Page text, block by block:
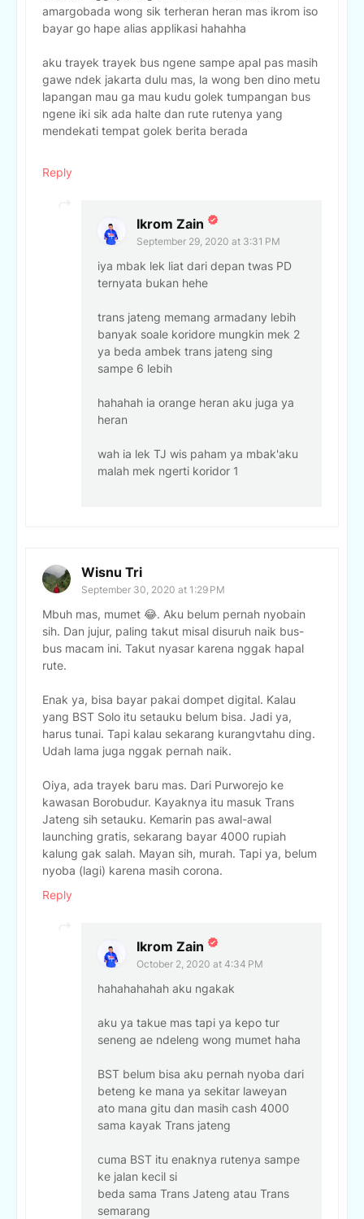
amargobada wong sik terheran heran mas ikrom iso
bayar go hape alias applikasi hahahha
aku trayek trayek bus ngene sampe apal pas masih
gawe ndek jakarta dulu mas, la wong ben dino metu
lapangan mau ga mau kudu golek tumpangan bus
ngene iki sik ada halte dan rute rutenya yang
mendekati tempat golek berita berada
Reply
Ikrom Zain
September 29, 2020 at 3:31 PM
iya mbak lek liat dari depan twas PD
ternyata bukan hehe
trans jateng memang armadany lebih
banyak soale koridore mungkin mek 2
ya beda ambek trans jateng sing
sampe 6 lebih
hahahah ia orange heran aku juga ya
heran
wah ia lek TJ wis paham ya mbak'aku
malah mek ngerti koridor 1
Wisnu Tri
September 30, 2020 at 1:29 PM
Mbuh mas, mumet 😂. Aku belum pernah nyobain
sih. Dan jujur, paling takut misal disuruh naik bus-
bus macam ini. Takut nyasar karena nggak hapal
rute.
Enak ya, bisa bayar pakai dompet digital. Kalau
yang BST Solo itu setauku belum bisa. Jadi ya,
harus tunai. Tapi kalau sekarang kurangvtahu ding.
Udah lama juga nggak pernah naik.
Oiya, ada trayek baru mas. Dari Purworejo ke
kawasan Borobudur. Kayaknya itu masuk Trans
Jateng sih setauku. Kemarin pas awal-awal
launching gratis, sekarang bayar 4000 rupiah
kalung gak salah. Mayan sih, murah. Tapi ya, belum
nyoba (lagi) karena masih corona.
Reply
Ikrom Zain
October 2, 2020 at 4:34 PM
hahahahahah aku ngakak
aku ya takue mas tapi ya kepo tur
seneng ae ndeleng wong mumet haha
BST belum bisa aku pernah nyoba dari
beteng ke mana ya sekitar laweyan
ato mana gitu dan masih cash 4000
sama kayak Trans jateng
cuma BST itu enaknya rutenya sampe
ke jalan kecil si
beda sama Trans Jateng atau Trans
semarang